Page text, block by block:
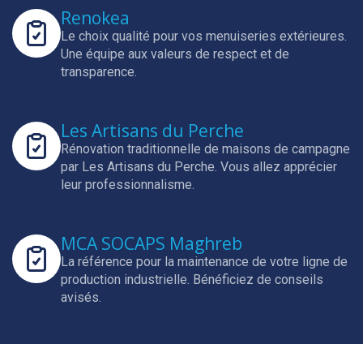
Renokea
Le choix qualité pour vos menuiseries extérieures.
Une équipe aux valeurs de respect et de
transparence.
Les Artisans du Perche
Rénovation traditionnelle de maisons de campagne
par Les Artisans du Perche. Vous allez apprécier
leur professionnalisme.
MCA SOCAPS Maghreb
La référence pour la maintenance de votre ligne de
production industrielle. Bénéficiez de conseils
avisés.